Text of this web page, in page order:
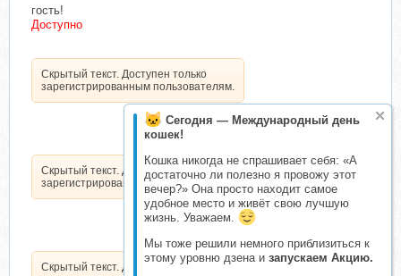
Сегодня — Международный день
кошек!
Кошка никогда не спрашивает себя: «А
достаточно ли полезно я провожу этот
вечер?» Она просто находит самое
удобное место и живёт свою лучшую
жизнь. Уважаем.
Мы тоже решили немного приблизиться к
этому уровню дзена и запускаем Акцию.
гость!
Доступно
Скрытый текст. Доступен только
зарегистрированным пользователям.
Скрытый текст. Доступен только
зарегистрированным пользователям.
Скрытый текст. Доступен только